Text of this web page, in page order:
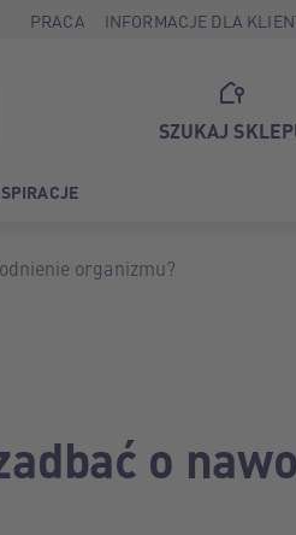
PRACA INFORMACJE DLA
SZUKAJ
organizmu?
o